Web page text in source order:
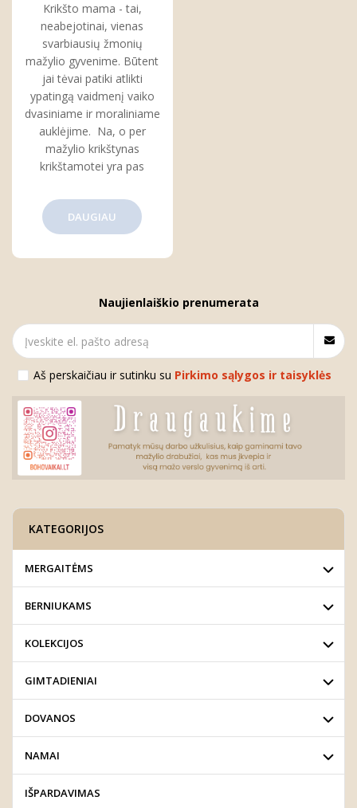
Krikšto mama - tai,
neabejotinai, vienas
svarbiausių žmonių
mažylio gyvenime. Būtent
jai tėvai patiki atlikti
ypatingą vaidmenį vaiko
dvasiniame ir moraliniame
auklėjime. Na, o per
mažylio krikštynas
krikštamotei yra pas
DAUGIAU
Naujienlaiškio prenumerata
Aš perskaičiau ir sutinku su Pirkimo sąlygos ir taisyklės
KATEGORIJOS
MERGAITĖMS
BERNIUKAMS
KOLEKCIJOS
GIMTADIENIAI
DOVANOS
NAMAI
IŠPARDAVIMAS